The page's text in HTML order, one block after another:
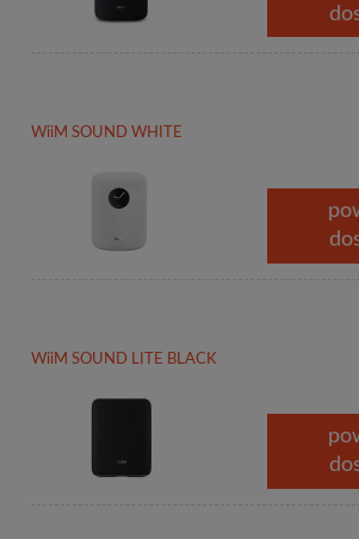
WiiM SOUND WHITE
WiiM SOUND LITE BLACK